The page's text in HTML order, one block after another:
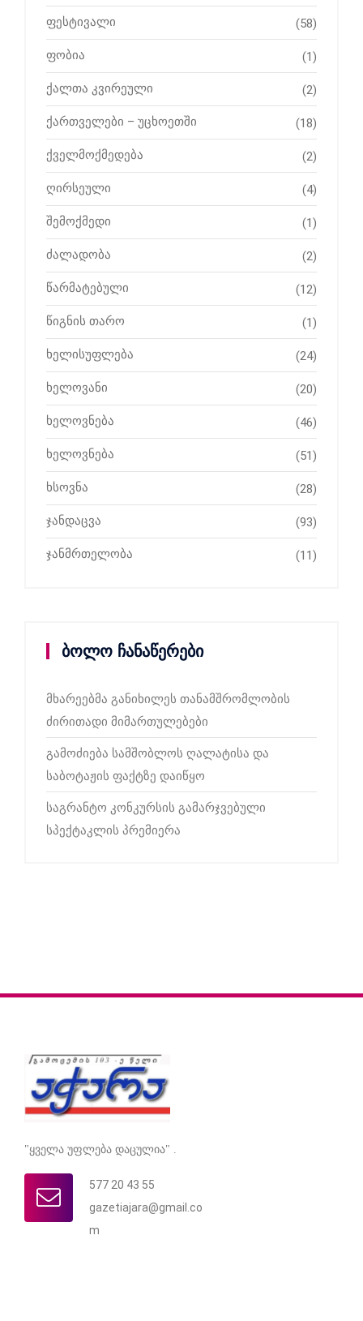
ფესტივალი (58)
ფობია (1)
ქალთა კვირეული (2)
ქართველები – უცხოეთში (18)
ქველმოქმედება (2)
ღირსეული (4)
შემოქმედი (1)
ძალადობა (2)
წარმატებული (12)
წიგნის თარო (1)
ხელისუფლება (24)
ხელოვანი (20)
ხელოვნება (46)
ხელოვნება (51)
ხსოვნა (28)
ჯანდაცვა (93)
ჯანმრთელობა (11)
ბოლო ჩანაწერები
მხარეებმა განიხილეს თანამშრომლობის
ძირითადი მიმართულებები
გამოძიება სამშობლოს ღალატისა და
საბოტაჟის ფაქტზე დაიწყო
საგრანტო კონკურსის გამარჯვებული
სპექტაკლის პრემიერა
"ყველა უფლება დაცულია" .
577 20 43 55
gazetiajara@gmail.co
m